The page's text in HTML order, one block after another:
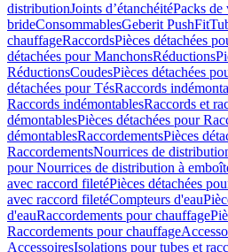
distributionJoints d’étanchéitéPacks de
brideConsommablesGeberit PushFit
chauffageRaccordsPièces détachées
détachées pour ManchonsRéductions
RéductionsCoudesPièces détachées
détachées pour TésRaccords
Raccords indémontablesRaccords et
démontablesPièces détachées pour
démontablesRaccordementsPièces
RaccordementsNourrices de
pour Nourrices de distribution à
avec raccord filetéPièces détachées
avec raccord filetéCompteurs d'eau
d'eauRaccordements pour chauffage
Raccordements pour chauffage
AccessoiresIsolations pour tubes et